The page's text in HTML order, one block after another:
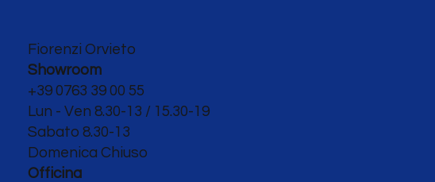
Fiorenzi Orvieto
Showroom
+39 0763 39 00 55
Lun - Ven 8.30-13 / 15.30-19
Sabato 8.30-13
Domenica Chiuso
Officina